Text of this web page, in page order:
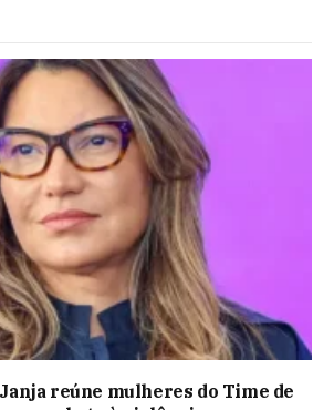
reúne mulheres do Time de